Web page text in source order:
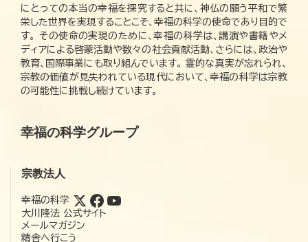
にとっての本当の幸福を探究すると共に、神仏の願う平和で繁
栄した世界を実現することこそ、幸福の科学の使命であり目的で
す。 その使命の実現のために、幸福の科学は、講演や書籍やメ
ディアによる啓蒙活動や数々の社会貢献活動、さらには、政治や
教育、国際事業にも取り組んでいます。 霊的な真実が忘れられ、
宗教の価値が見失われている現代において、幸福の科学は宗教
の可能性に挑戦し続けています。
幸福の科学グループ
宗教法人
幸福の科学
大川隆法 公式サイト
メールマガジン
精舎へ行こう